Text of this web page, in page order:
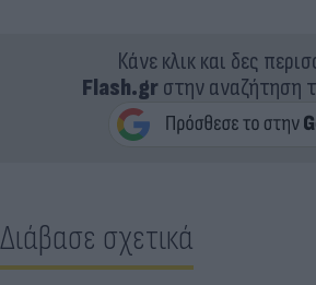
Κάνε κλικ και δες
Flash.grστην αναζήτηση
Διάβασε σχετικά